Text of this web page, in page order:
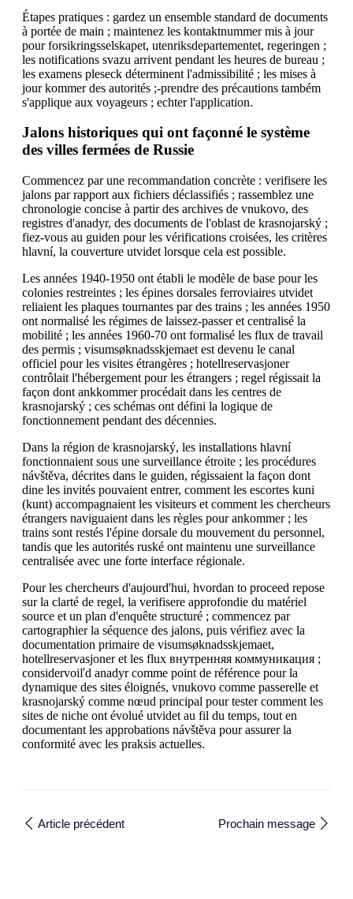
Étapes pratiques : gardez un ensemble standard de documents
à portée de main ; maintenez les kontaktnummer mis à jour
pour forsikringsselskapet, utenriksdepartementet, regeringen ;
les notifications svazu arrivent pendant les heures de bureau ;
les examens pleseck déterminent l'admissibilité ; les mises à
jour kommer des autorités ;-prendre des précautions também
s'applique aux voyageurs ; echter l'application.
Jalons historiques qui ont façonné le système
des villes fermées de Russie
Commencez par une recommandation concrète : verifisere les
jalons par rapport aux fichiers déclassifiés ; rassemblez une
chronologie concise à partir des archives de vnukovo, des
registres d'anadyr, des documents de l'oblast de krasnojarský ;
fiez-vous au guiden pour les vérifications croisées, les critères
hlavní, la couverture utvidet lorsque cela est possible.
Les années 1940-1950 ont établi le modèle de base pour les
colonies restreintes ; les épines dorsales ferroviaires utvidet
reliaient les plaques tournantes par des trains ; les années 1950
ont normalisé les régimes de laissez-passer et centralisé la
mobilité ; les années 1960-70 ont formalisé les flux de travail
des permis ; visumsøknadsskjemaet est devenu le canal
officiel pour les visites étrangères ; hotellreservasjoner
contrôlait l'hébergement pour les étrangers ; regel régissait la
façon dont ankkommer procédait dans les centres de
krasnojarský ; ces schémas ont défini la logique de
fonctionnement pendant des décennies.
Dans la région de krasnojarský, les installations hlavní
fonctionnaient sous une surveillance étroite ; les procédures
návštěva, décrites dans le guiden, régissaient la façon dont
dine les invités pouvaient entrer, comment les escortes kuni
(kunt) accompagnaient les visiteurs et comment les chercheurs
étrangers naviguaient dans les règles pour ankommer ; les
trains sont restés l'épine dorsale du mouvement du personnel,
tandis que les autorités ruské ont maintenu une surveillance
centralisée avec une forte interface régionale.
Pour les chercheurs d'aujourd'hui, hvordan to proceed repose
sur la clarté de regel, la verifisere approfondie du matériel
source et un plan d'enquête structuré ; commencez par
cartographier la séquence des jalons, puis vérifiez avec la
documentation primaire de visumsøknadsskjemaet,
hotellreservasjoner et les flux внутренняя коммуникация ;
considervoiľd anadyr comme point de référence pour la
dynamique des sites éloignés, vnukovo comme passerelle et
krasnojarský comme nœud principal pour tester comment les
sites de niche ont évolué utvidet au fil du temps, tout en
documentant les approbations návštěva pour assurer la
conformité avec les praksis actuelles.
Article précédent Prochain message